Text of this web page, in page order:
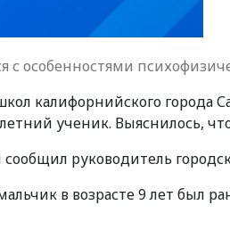
особенностями
калифорнийского города
ученик. Выяснилось,
руководитель
в возрасте 9 лет был